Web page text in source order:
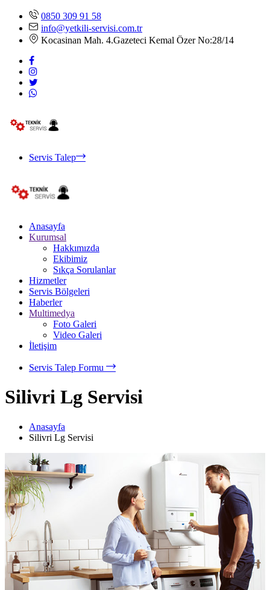
0850 309 91 58
info@yetkili-servisi.com.tr
Kocasinan Mah. 4.Gazeteci Kemal Özer No:28/14
Servis Talep
Anasayfa
Kurumsal
Hakkımızda
Ekibimiz
Sıkça Sorulanlar
Hizmetler
Servis Bölgeleri
Haberler
Multimedya
Foto Galeri
Video Galeri
İletişim
Servis Talep Formu
Silivri Lg Servisi
Anasayfa
Silivri Lg Servisi